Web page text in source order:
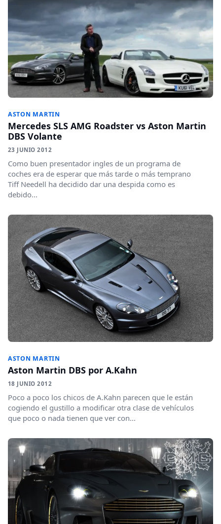
ASTON MARTIN
Mercedes SLS AMG Roadster vs Aston Martin
DBS Volante
23 JUNIO 2012
Como buen presentador ingles de un programa de
coches era de esperar que más tarde o más temprano
Tiff Needell ha decidido dar una despida como es
debido...
ASTON MARTIN
Aston Martin DBS por A.Kahn
18 JUNIO 2012
Poco a poco los chicos de A.Kahn parecen que le están
cogiendo el gustillo a modificar otra clase de vehículos
que poco o nada tienen que ver con...